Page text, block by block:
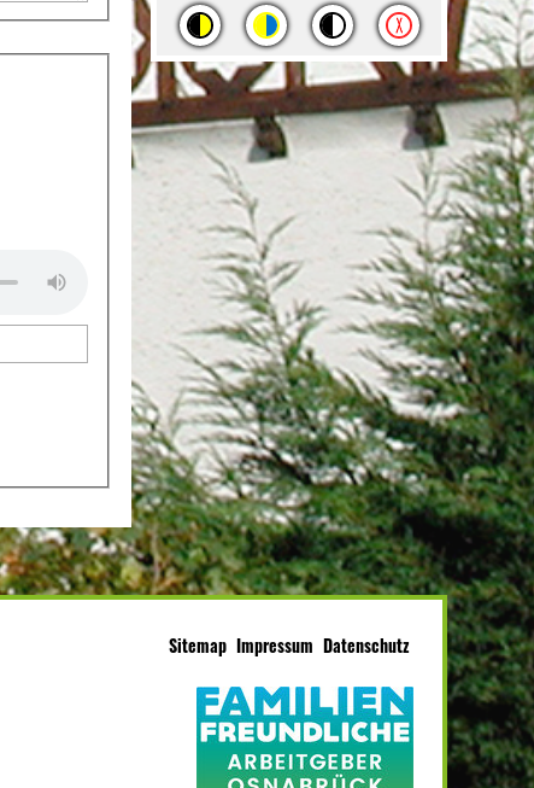
Sitemap Impressum Datenschutz